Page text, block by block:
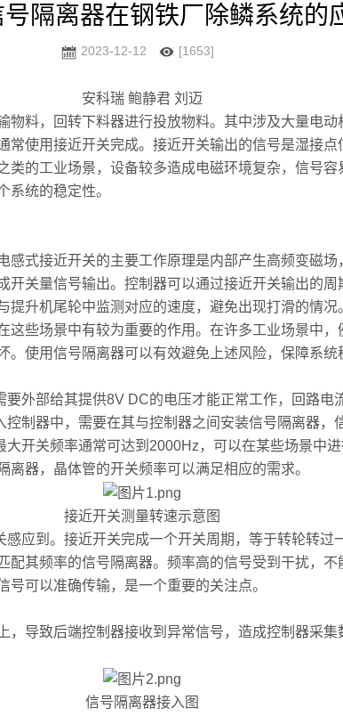
隔离器在钢铁厂除鳞系统的
2023-12-12 [1653]
安科瑞 鲍静君 刘迈
物料，回转下料器进行投放物料。其中涉及大量电
使用接近开关完成。接近开关输出的信号是湿接
的工业场景，设备较多造成电磁环境复杂，信号
系统的稳定性。
接近开关的主要工作原理是内部产生高频变磁场
关量信号输出。控制器可以通过接近开关输出的
升机尾轮中监测对应的速度，避免出现打滑的情
些场景中有较为重要的作用。在许多工业场景中
使用信号隔离器可以有效避免上述风险，保障系统
部给其提供8V DC的电压才能正常工作，回路电
制器中，需要在其与控制器之间安装信号隔离器
开关频率通常可达到2000Hz，可以在某些场景中
离器，晶体管的开关频率可以满足相应的需求。
接近开关测量转速示意图
到。接近开关完成一个开关周期，等于转轮转过
其频率的信号隔离器。频率高的信号受到干扰，
可以准确传输，是一个重要的关注点。
导致后端控制器接收到异常信号，造成控制器采集
信号隔离器接入图